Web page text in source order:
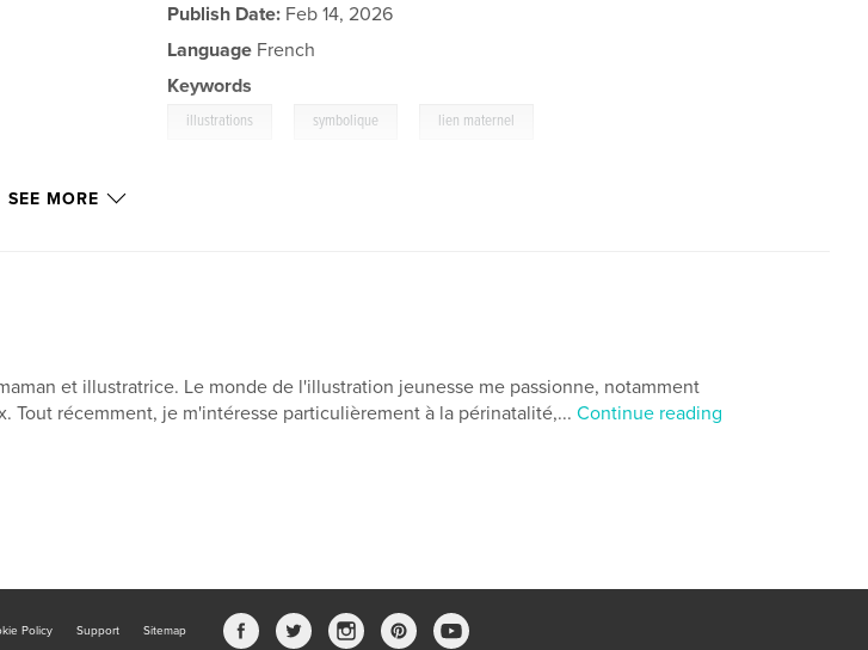
Publish Date: Feb 14, 2026
Language French
Keywords
illustrations symbolique lien maternel
SEE MORE
et illustratrice. Le monde de l'illustration jeunesse me passionne, notamment
Tout récemment, je m'intéresse particulièrement à la périnatalité,... Continue reading
Policy Support Sitemap